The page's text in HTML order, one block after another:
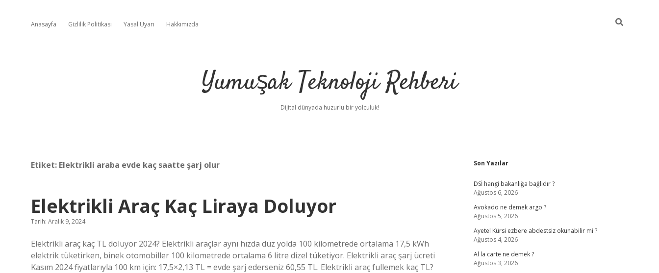
Anasayfa Gizlilik Politikası Yasal Uyarı Hakkımızda
Yumuşak Teknoloji Rehberi
Dijital dünyada huzurlu bir yolculuk!
Etiket: Elektrikli araba evde kaç saatte şarj olur
Elektrikli Araç Kaç Liraya Doluyor
Tarih: Aralık 9, 2024
Elektrikli araç kaç TL doluyor 2024? Elektrikli araçlar aynı hızda düz yolda 100 kilometrede ortalama 17,5 kWh
elektrik tüketirken, binek otomobiller 100 kilometrede ortalama 6 litre dizel tüketiyor. Elektrikli araç şarj ücreti
Kasım 2024 fiyatlarıyla 100 km için: 17,5×2,13 TL = evde şarj ederseniz 60,55 TL. Elektrikli araç fullemek kaç TL?
Sidebar
Son Yazılar
DSİ hangi bakanlığa bağlıdır ?
Ağustos 6, 2026
Avokado ne demek argo ?
Ağustos 5, 2026
Ayetel Kürsi ezbere abdestsiz okunabilir mi ?
Ağustos 4, 2026
Al la carte ne demek ?
Ağustos 3, 2026